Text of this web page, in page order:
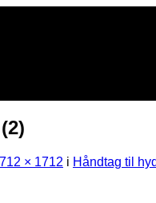
× 1712 i Håndtag til